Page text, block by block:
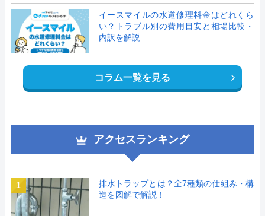
イースマイルの水道修理料金はどれくら
い？トラブル別の費用目安と相場比較・
内訳を解説
コラム一覧を見る
アクセスランキング
1
排水トラップとは？全7種類の仕組み・構
造を図解で解説！